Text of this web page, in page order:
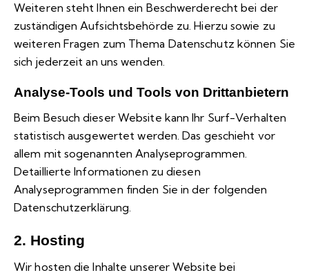
Weiteren steht Ihnen ein Beschwerderecht bei der
zuständigen Aufsichtsbehörde zu. Hierzu sowie zu
weiteren Fragen zum Thema Datenschutz können Sie
sich jederzeit an uns wenden.
Analyse-Tools und Tools von Dritt­anbietern
Beim Besuch dieser Website kann Ihr Surf-Verhalten
statistisch ausgewertet werden. Das geschieht vor
allem mit sogenannten Analyseprogrammen.
Detaillierte Informationen zu diesen
Analyseprogrammen finden Sie in der folgenden
Datenschutzerklärung.
2. Hosting
Wir hosten die Inhalte unserer Website bei